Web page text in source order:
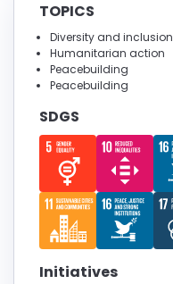
TOPICS
Diversity and inclusion
Humanitarian action
Peacebuilding
Peacebuilding
SDGS
Initiatives